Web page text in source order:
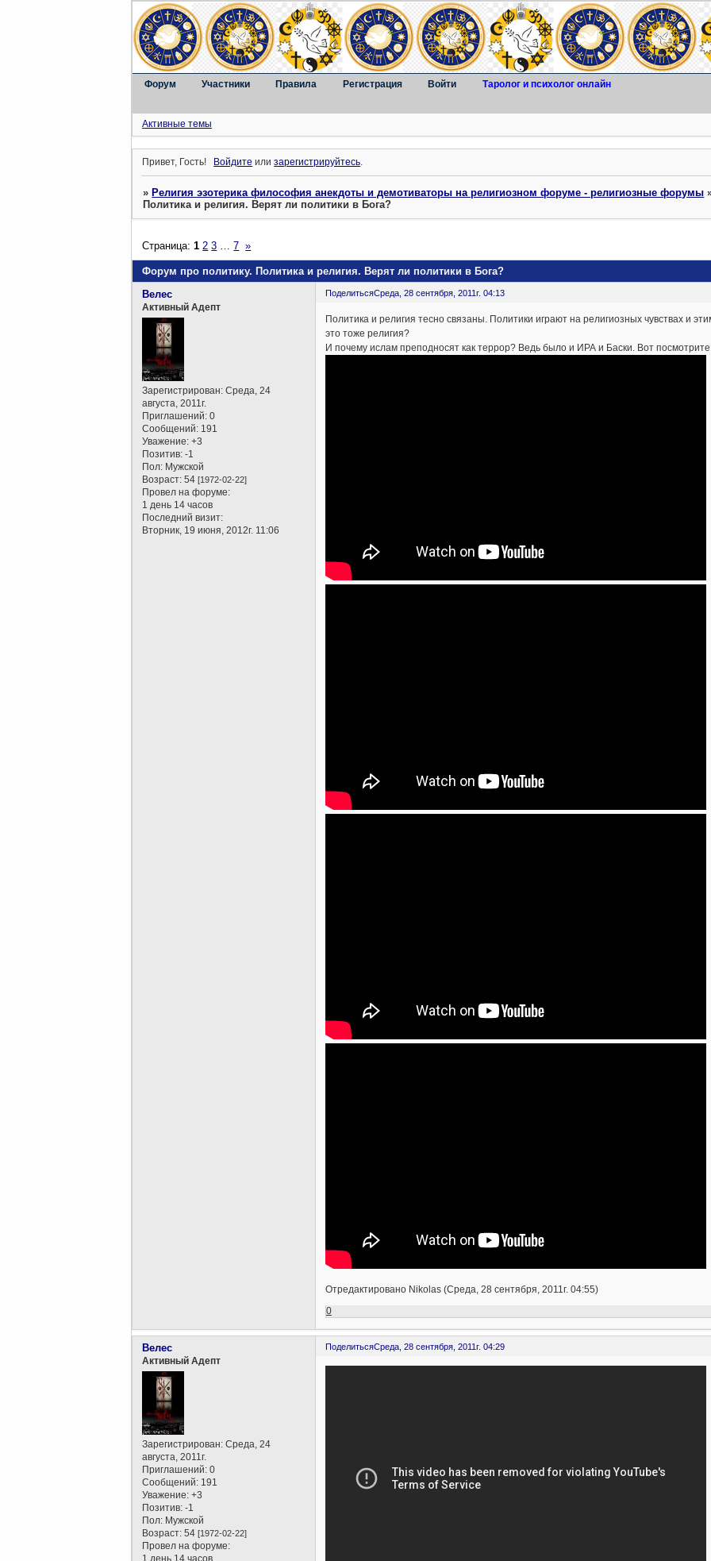
Форум Участники Правила Регистрация Войти Таролог и психолог онлайн
Активные темы
Привет, Гость! Войдите илизарегистрируйтесь.
»Религия эзотерика философия анекдоты и демотиваторы на религиозном форуме - религиозные форумы
Политика и религия. Верят ли политики в Бога?
Форум про политику. Политика и религия. Верят ли политики в Бога?
Страница:1 2 3 7 »
ПоделитьсяСреда, 28 сентября, 2011г. 04:13
Велес
Активный Адепт
Зарегистрирован: Среда, 24
августа, 2011г.
Приглашений: 0
Сообщений: 191
Уважение: +3
Позитив: -1
Пол: Мужской
Возраст: 54[1972-02-22]
Провел на форуме:
1 день 14 часов
Последний визит:
Вторник, 19 июня, 2012г. 11:06
Политика и религия тесно связаны. Политики играют на религиозных чувствах и
это тоже религия?
И почему ислам преподносят как террор? Ведь было и ИРА и Баски. Вот
Отредактировано Nikolas (Среда, 28 сентября, 2011г. 04:55)
0
ПоделитьсяСреда, 28 сентября, 2011г. 04:29
Велес
Активный Адепт
Зарегистрирован: Среда, 24
августа, 2011г.
Приглашений: 0
Сообщений: 191
Уважение: +3
Позитив: -1
Пол: Мужской
Возраст: 54[1972-02-22]
Провел на форуме:
1 день 14 часов